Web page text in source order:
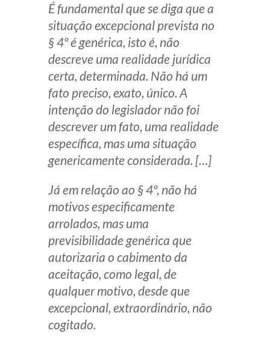
É fundamental que se diga que a
situação excepcional prevista no
§ 4º é genérica, isto é, não
descreve uma realidade jurídica
certa, determinada. Não há um
fato preciso, exato, único. A
intenção do legislador não foi
descrever um fato, uma realidade
específica, mas uma situação
genericamente considerada. […]
Já em relação ao § 4º, não há
motivos especificamente
arrolados, mas uma
previsibilidade genérica que
autorizaria o cabimento da
aceitação, como legal, de
qualquer motivo, desde que
excepcional, extraordinário, não
cogitado.